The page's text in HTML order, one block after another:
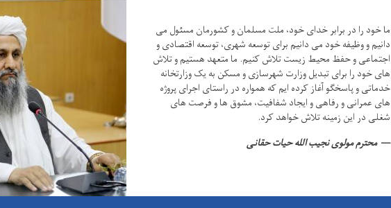
ما خود را در برابر خدای خود، ملت مسلمان و کشورمان مسئول می
دانیم و وظیفه خود می دانیم برای توسعه شهری، توسعه اقتصادی و
اجتماعی و حفظ محیط زیست تلاش کنیم. ما متعهد هستیم و تلاش
های خود را برای تبدیل وزارت شهرسازی و مسکن به یک وزارتخانه
خدماتی و پاسخگو آغاز کرده ایم که همواره در راستای اجرای پروژه
های عمرانی و رفاهی و ایجاد شفافیت، مشوق ها و فرصت های
شغلی در این زمینه تلاش خواهد کرد.
محترم مولوی نجیب الله حیات حقانی